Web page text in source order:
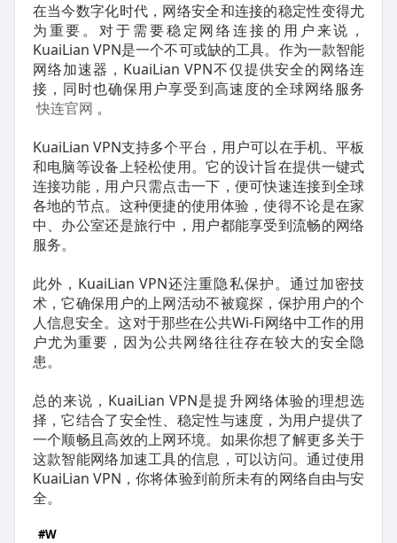
在当今数字化时代，网络安全和连接的稳定性变得尤
为重要。对于需要稳定网络连接的用户来说，
KuaiLian VPN是一个不可或缺的工具。作为一款智能
网络加速器，KuaiLian VPN不仅提供安全的网络连
接，同时也确保用户享受到高速度的全球网络服务
快连官网 。
KuaiLian VPN支持多个平台，用户可以在手机、平板
和电脑等设备上轻松使用。它的设计旨在提供一键式
连接功能，用户只需点击一下，便可快速连接到全球
各地的节点。这种便捷的使用体验，使得不论是在家
中、办公室还是旅行中，用户都能享受到流畅的网络
服务。
此外，KuaiLian VPN还注重隐私保护。通过加密技
术，它确保用户的上网活动不被窥探，保护用户的个
人信息安全。这对于那些在公共Wi-Fi网络中工作的用
户尤为重要，因为公共网络往往存在较大的安全隐
患。
总的来说，KuaiLian VPN是提升网络体验的理想选
择，它结合了安全性、稳定性与速度，为用户提供了
一个顺畅且高效的上网环境。如果你想了解更多关于
这款智能网络加速工具的信息，可以访问。通过使用
KuaiLian VPN，你将体验到前所未有的网络自由与安
全。
#W